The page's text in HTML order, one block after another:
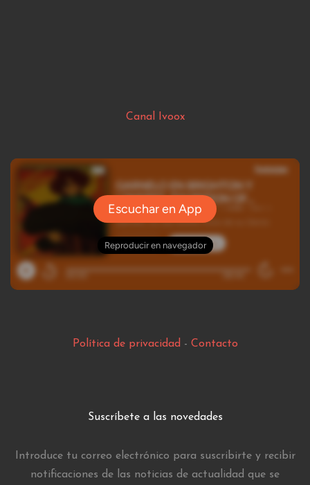
Canal Ivoox
Política de privacidad - Contacto
Suscríbete a las novedades
Introduce tu correo electrónico para suscribirte y recibir
notificaciones de las noticias de actualidad que se